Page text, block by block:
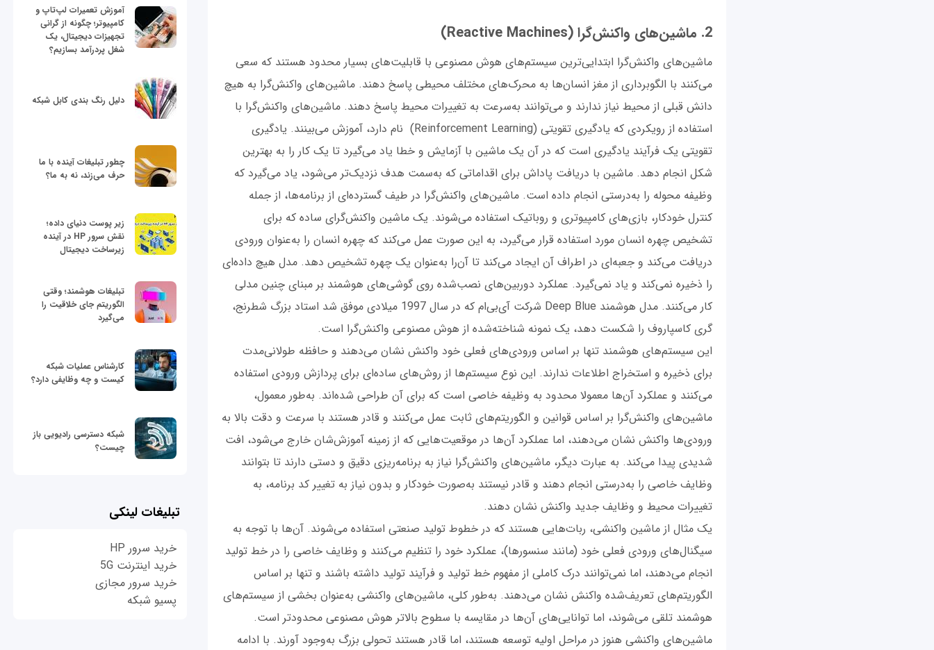
2. ماشین‌های واکنش‌گرا (Reactive Machines)
ماشین‌های واکنش‌گرا ابتدایی‌ترین سیستم‌های هوش مصنوعی با قابلیت‌های بسیار محدود هستند که سعی
می‌کنند با الگوبرداری از مغز انسان‌ها به محرک‌های مختلف محیطی پاسخ دهند. ماشین‌های واکنش‌گرا به هیچ
دانش قبلی از محیط نیاز ندارند و می‌توانند به‌سرعت به تغییرات محیط پاسخ دهند. ماشین‌های واکنش‌گرا با
استفاده از رویکردی که یادگیری تقویتی (Reinforcement Learning) نام دارد، آموزش می‌بینند. یادگیری
تقویتی یک فرآیند یادگیری است که در آن یک ماشین با آزمایش و خطا یاد می‌گیرد تا یک کار را به بهترین
شکل انجام دهد. ماشین با دریافت پاداش برای اقداماتی که به‌سمت هدف نزدیک‌تر می‌شود، یاد می‌گیرد که
وظیفه محوله را به‌درستی انجام داده است. ماشین‌های واکنش‌گرا در طیف گسترده‌ای از برنامه‌ها، از جمله
کنترل خودکار، بازی‌های کامپیوتری و روباتیک استفاده می‌شوند. یک ماشین واکنش‌گرای ساده که برای
تشخیص چهره انسان مورد استفاده قرار می‌گیرد، به این صورت عمل می‌کند که چهره انسان را به‌عنوان ورودی
دریافت می‌کند و جعبه‌ای در اطراف آن ایجاد می‌کند تا آن‌را به‌عنوان یک چهره تشخیص دهد. مدل هیچ داده‌ای
را ذخیره نمی‌کند و یاد نمی‌گیرد. عملکرد دوربین‌های نصب‌شده روی گوشی‌های هوشمند بر مبنای چنین مدلی
کار می‌کنند. مدل هوشمند Deep Blue شرکت آی‌بی‌ام که در سال 1997 میلادی موفق شد استاد بزرگ شطرنج،
گری کاسپاروف را شکست دهد، یک نمونه شناخته‌شده از هوش مصنوعی واکنش‌گرا است.
این سیستم‌های هوشمند تنها بر اساس ورودی‌های فعلی خود واکنش نشان می‌دهند و حافظه‌ طولانی‌مدت
برای ذخیره و استخراج اطلاعات ندارند. این نوع سیستم‌ها از روش‌های ساده‌ای برای پردازش ورودی استفاده
می‌کنند و عملکرد آن‌ها معمولا محدود به وظیفه خاصی است که برای آن طراحی شده‌اند. به‌طور معمول،
ماشین‌های واکنش‌گرا بر اساس قوانین و الگوریتم‌های ثابت عمل می‌کنند و قادر هستند با سرعت و دقت بالا به
ورودی‌ها واکنش نشان می‌دهند، اما عملکرد آن‌ها در موقعیت‌هایی که از زمینه‌ آموزش‌‌شان خارج می‌شود، افت
شدیدی پیدا می‌کند. به عبارت دیگر، ماشین‌های واکنش‌گرا نیاز به برنامه‌ریزی دقیق و دستی دارند تا بتوانند
وظایف خاصی را به‌درستی انجام دهند و قادر نیستند به‌صورت خودکار و بدون نیاز به تغییر کد برنامه، به
تغییرات محیط و وظایف جدید واکنش نشان دهند.
یک مثال از ماشین واکنشی، ربات‌هایی هستند که در خطوط تولید صنعتی استفاده می‌شوند. آن‌ها با توجه به
سیگنال‌های ورودی فعلی خود (مانند سنسورها)، عملکرد خود را تنظیم می‌کنند و وظایف خاصی را در خط تولید
انجام می‌دهند، اما نمی‌توانند درک کاملی از مفهوم خط تولید و فرآیند تولید داشته باشند و تنها بر اساس
الگوریتم‌های تعریف‌شده واکنش نشان می‌دهند. به‌طور کلی، ماشین‌های واکنشی به‌عنوان بخشی از سیستم‌های
هوشمند تلقی می‌شوند، اما توانایی‌های آن‌ها در مقایسه با سطوح بالاتر هوش مصنوعی محدودتر است.
ماشین‌های واکنشی هنوز در مراحل اولیه توسعه هستند، اما قادر هستند تحولی بزرگ به‌وجود آورند. با ادامه
آموزش تعمیرات لپ‌تاپ و
کامپیوتر؛ چگونه از گرانی
تجهیزات دیجیتال، یک
شغل پردرآمد بسازیم؟
دلیل رنگ بندی کابل شبکه
چطور تبلیغات آینده با ما
حرف می‌زند، نه به ما؟
زیر پوست دنیای داده؛
نقش سرور HP در آینده
زیرساخت دیجیتال
تبلیغات هوشمند؛ وقتی
الگوریتم جای خلاقیت را
می‌گیرد
کارشناس عملیات شبکه
کیست و چه وظایفی دارد؟
شبکه دسترسی رادیویی باز
چیست؟
تبلیغات لینکی
خرید سرور HP
خرید اینترنت 5G
خرید سرور مجازی
پسیو شبکه